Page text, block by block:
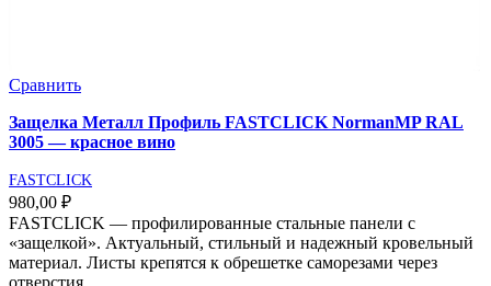
Сравнить
Защелка Металл Профиль FASTCLICK NormanMP RAL
3005 — красное вино
FASTCLICK
980,00 ₽
FASTCLICK — профилированные стальные панели с
«защелкой». Актуальный, стильный и надежный кровельный
материал. Листы крепятся к обрешетке саморезами через
отверстия